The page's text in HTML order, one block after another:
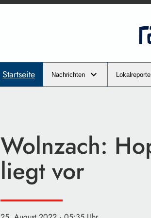
Startseite Nachrichten
Wolnzach:
liegt vor